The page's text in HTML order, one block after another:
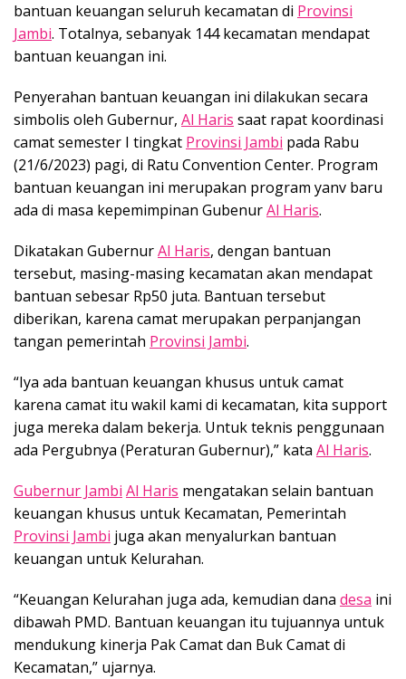
bantuan keuangan seluruh kecamatan di Provinsi
Jambi. Totalnya, sebanyak 144 kecamatan mendapat
bantuan keuangan ini.
Penyerahan bantuan keuangan ini dilakukan secara
simbolis oleh Gubernur, Al Haris saat rapat koordinasi
camat semester I tingkat Provinsi Jambi pada Rabu
(21/6/2023) pagi, di Ratu Convention Center. Program
bantuan keuangan ini merupakan program yanv baru
ada di masa kepemimpinan GubenurAl Haris.
Dikatakan GubernurAl Haris, dengan bantuan
tersebut, masing-masing kecamatan akan mendapat
bantuan sebesar Rp50 juta. Bantuan tersebut
diberikan, karena camat merupakan perpanjangan
tangan pemerintah Provinsi Jambi.
“Iya ada bantuan keuangan khusus untuk camat
karena camat itu wakil kami di kecamatan, kita support
juga mereka dalam bekerja. Untuk teknis penggunaan
ada Pergubnya (Peraturan Gubernur),” kata Al Haris.
Gubernur Jambi Al Haris mengatakan selain bantuan
keuangan khusus untuk Kecamatan, Pemerintah
Provinsi Jambi juga akan menyalurkan bantuan
keuangan untuk Kelurahan.
“Keuangan Kelurahan juga ada, kemudian dana desa ini
dibawah PMD. Bantuan keuangan itu tujuannya untuk
mendukung kinerja Pak Camat dan Buk Camat di
Kecamatan,” ujarnya.